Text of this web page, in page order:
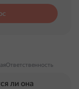
ли она